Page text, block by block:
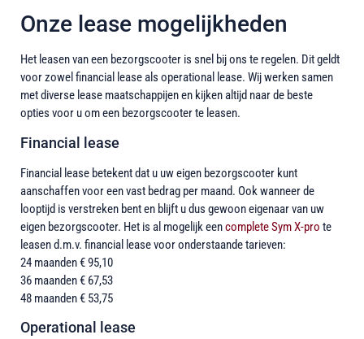
Onze lease mogelijkheden
Het leasen van een bezorgscooter is snel bij ons te regelen. Dit geldt
voor zowel financial lease als operational lease. Wij werken samen
met diverse lease maatschappijen en kijken altijd naar de beste
opties voor u om een bezorgscooter te leasen.
Financial lease
Financial lease betekent dat u uw eigen bezorgscooter kunt
aanschaffen voor een vast bedrag per maand. Ook wanneer de
looptijd is verstreken bent en blijft u dus gewoon eigenaar van uw
eigen bezorgscooter. Het is al mogelijk eencomplete Sym X-pro te
leasen d.m.v. financial lease voor onderstaande tarieven:
24 maanden € 95,10
36 maanden € 67,53
48 maanden € 53,75
Operational lease